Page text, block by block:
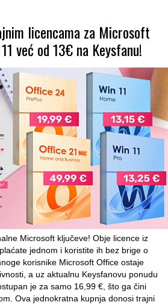
licencama za Microsoft
već od 13€ na Keysfanu!
Microsoft ključeve! Obje licence iz
jednom i koristite ih bez brige o
korisnike Microsoft Office ostaje
a uz aktualnu Keysfanovu ponudu
je za samo 16,99 €, što ga čini
Ova jednokratna kupnja donosi trajni